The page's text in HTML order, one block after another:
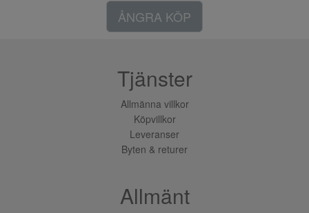
ÅNGRA KÖP
Tjänster
Allmänna villkor
Köpvillkor
Leveranser
Byten & returer
Allmänt